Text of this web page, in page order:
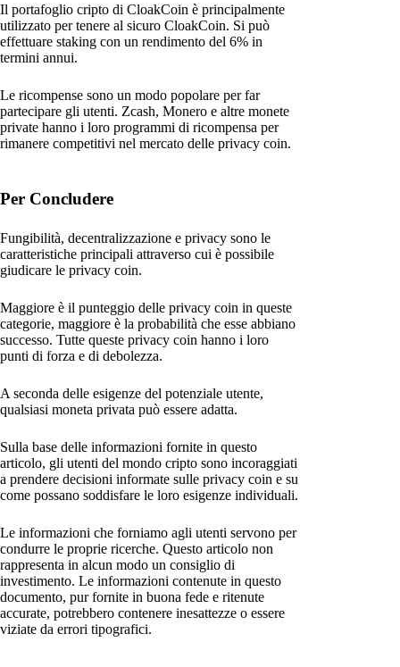
Il portafoglio cripto di CloakCoin è principalmente
utilizzato per tenere al sicuro CloakCoin. Si può
effettuare staking con un rendimento del 6% in
termini annui.
Le ricompense sono un modo popolare per far
partecipare gli utenti. Zcash, Monero e altre monete
private hanno i loro programmi di ricompensa per
rimanere competitivi nel mercato delle privacy coin.
Per Concludere
Fungibilità, decentralizzazione e privacy sono le
caratteristiche principali attraverso cui è possibile
giudicare le privacy coin.
Maggiore è il punteggio delle privacy coin in queste
categorie, maggiore è la probabilità che esse abbiano
successo. Tutte queste privacy coin hanno i loro
punti di forza e di debolezza.
A seconda delle esigenze del potenziale utente,
qualsiasi moneta privata può essere adatta.
Sulla base delle informazioni fornite in questo
articolo, gli utenti del mondo cripto sono incoraggiati
a prendere decisioni informate sulle privacy coin e su
come possano soddisfare le loro esigenze individuali.
Le informazioni che forniamo agli utenti servono per
condurre le proprie ricerche. Questo articolo non
rappresenta in alcun modo un consiglio di
investimento. Le informazioni contenute in questo
documento, pur fornite in buona fede e ritenute
accurate, potrebbero contenere inesattezze o essere
viziate da errori tipografici.